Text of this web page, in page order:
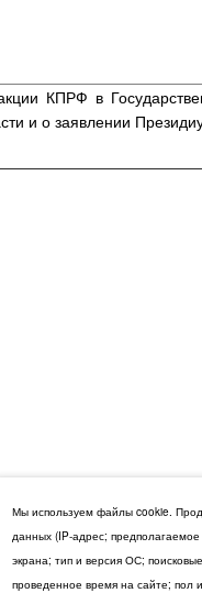
КПРФ в
и о заявлении
Мы используем файлы cookie.
данных (IP-адрес;
экрана; тип и версия ОС;
проведенное время на сайте; пол